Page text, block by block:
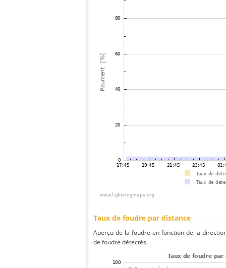
Taux de foudre par distance
Aperçu de la foudre en fonction de la
de foudre détectés.